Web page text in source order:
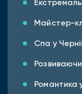
Майстер-
Спа у
Романтика